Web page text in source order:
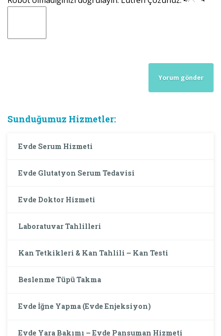
Sunduğumuz Hizmetler:
Evde Serum Hizmeti
Evde Glutatyon Serum Tedavisi
Evde Doktor Hizmeti
Laboratuvar Tahlilleri
Kan Tetkikleri & Kan Tahlili – Kan Testi
Beslenme Tüpü Takma
Evde İğne Yapma (Evde Enjeksiyon)
Evde Yara Bakımı – Evde Pansuman Hizmeti